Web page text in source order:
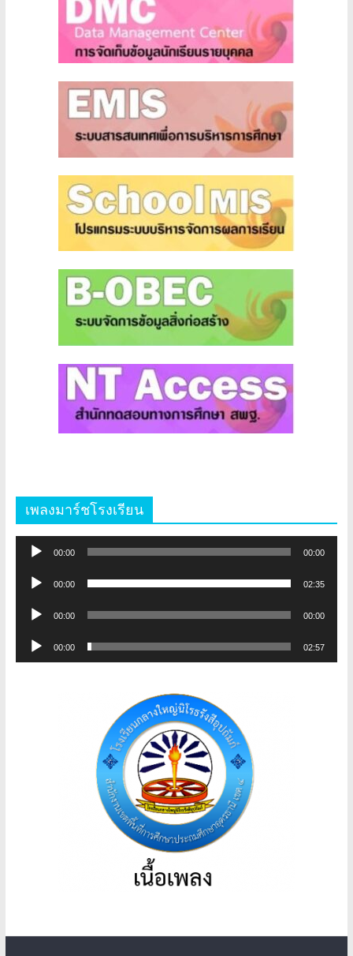
เพลงมาร์ชโรงเรียน
เล่น
ไฟล์
00:00 00:00
เล่น
ไฟล์
00:00 02:35
เล่น
ไฟล์
00:00 00:00
เล่น
00:00 02:57